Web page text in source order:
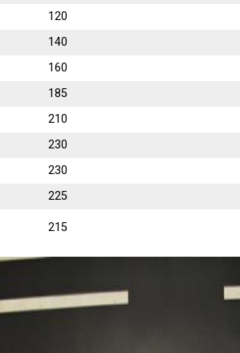
120
140
160
185
210
230
230
225
215